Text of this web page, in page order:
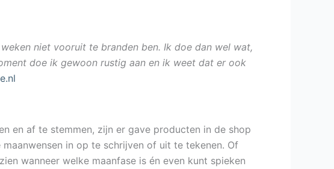
niet vooruit te branden ben. Ik doe dan wel wat,
doe ik gewoon rustig aan en ik weet dat er ook
en af te stemmen, zijn er gave producten in de shop
in op te schrijven of uit te tekenen. Of
wanneer welke maanfase is én even kunt spieken